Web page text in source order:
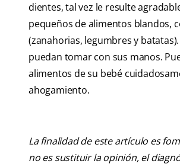
dientes, tal vez le resulte
pequeños de alimentos blandos,
(zanahorias, legumbres y
puedan tomar con sus manos.
alimentos de su bebé
ahogamiento.
La finalidad de este artículo es
no es sustituir la opinión, el